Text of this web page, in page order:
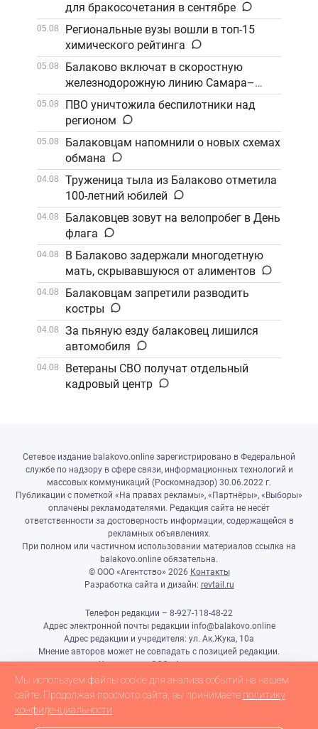
для бракосочетания в сентябре
05.08
Региональные вузы вошли в топ-15
химического рейтинга
05.08
Балаково включат в скоростную
железнодорожную линию Самара–
Саратов
05.08
ПВО уничтожила беспилотники над
регионом
05.08
Балаковцам напомнили о новых схемах
обмана
04.08
Труженица тыла из Балаково отметила
100-летний юбилей
04.08
Балаковцев зовут на велопробег в День
флага
04.08
В Балаково задержали многодетную
мать, скрывавшуюся от алиментов
04.08
Балаковцам запретили разводить
костры
04.08
За пьяную езду балаковец лишился
автомобиля
04.08
Ветераны СВО получат отдельный
кадровый центр
Сетевое издание balakovo.online зарегистрировано в Федеральной
службе по надзору в сфере связи, информационных технологий и
массовых коммуникаций (Роскомнадзор) 30.06.2022 г.
Публикации с пометкой «На правах рекламы», «Партнёры», «Выборы»
оплачены рекламодателями. Редакция сайта не несёт
ответственности за достоверность информации, содержащейся в
рекламных объявлениях.
При полном или частичном использовании материалов ссылка на
balakovo.online обязательна.
© ООО «Агентство» 2026 Контакты
Разработка сайта и дизайн: revtail.ru
Телефон редакции – 8-927-118-48-22
Адрес электронной почты редакции info@balakovo.online
Адрес редакции и учредителя: ул. Ак.Жука, 10а
Мнение авторов может не совпадать с позицией редакции.
Учредитель: ООО «Агентство»
Гл.редактор Ивлиева Н.Н.
Настоящий ресурс может содержать материалы 18+
Мы используем файлы cookie для анализа событий на нашем
сайте. Продолжая просмотр сайта, вы принимаете политику
конфиденциальности